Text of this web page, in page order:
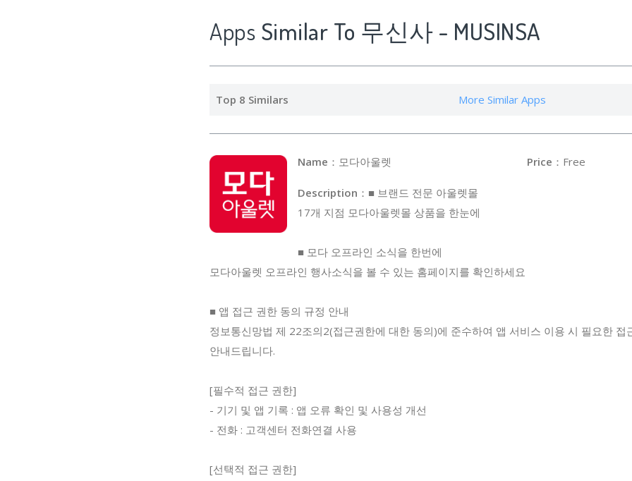
Apps Similar To 무신사 - MUSINSA
Top 8 Similars More Similar Apps
Name ：모다아울렛 Price ：Free
Description ：■ 브랜드 전문 아울렛몰
17개 지점 모다아울렛몰 상품을 한눈에
■ 모다 오프라인 소식을 한번에
모다아울렛 오프라인 행사소식을 볼 수 있는 홈페이지를 확인하세요
■ 앱 접근 권한 동의 규정 안내
정보통신망법 제 22조의2(접근권한에 대한 동의)에 준수하여 앱 서비스 이용 시 필요한 접
안내드립니다.
[필수적 접근 권한]
- 기기 및 앱 기록 : 앱 오류 확인 및 사용성 개선
- 전화 : 고객센터 전화연결 사용
[선택적 접근 권한]